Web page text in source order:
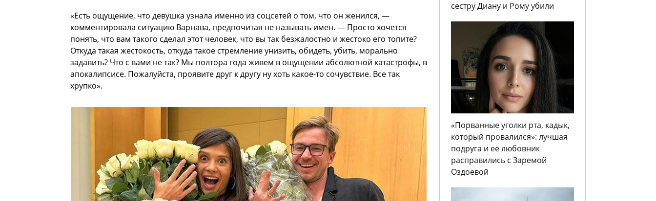
«Есть ощущение, что девушка узнала именно из соцсетей о том, что он женился, —
комментировала ситуацию Варнава, предпочитая не называть имен. — Просто хочется
понять, что вам такого сделал этот человек, что вы так безжалостно и жестоко его топите?
Откуда такая жестокость, откуда такое стремление унизить, обидеть, убить, морально
задавить? Что с вами не так? Мы полтора года живем в ощущении абсолютной катастрофы, в
апокалипсисе. Пожалуйста, проявите друг к другу ну хоть какое-то сочувствие. Все так
хрупко».
сестру Диану и Рому убили
«Порванные уголки рта, кадык,
который провалился»: лучшая
подруга и ее любовник
расправились с Заремой
Оздоевой